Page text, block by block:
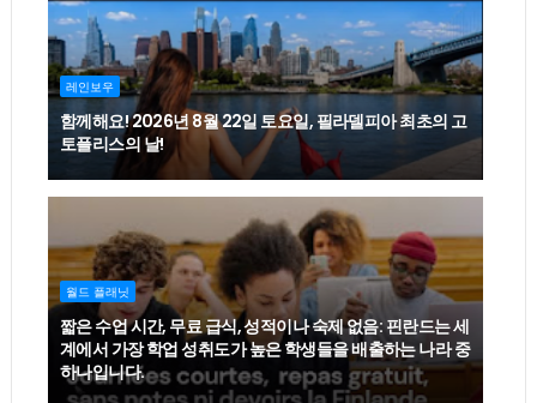
레인보우
함께해요! 2026년 8월 22일 토요일, 필라델피아 최초의 고
토플리스의 날!
월드 플래닛
짧은 수업 시간, 무료 급식, 성적이나 숙제 없음: 핀란드는 세
계에서 가장 학업 성취도가 높은 학생들을 배출하는 나라 중
하나입니다.